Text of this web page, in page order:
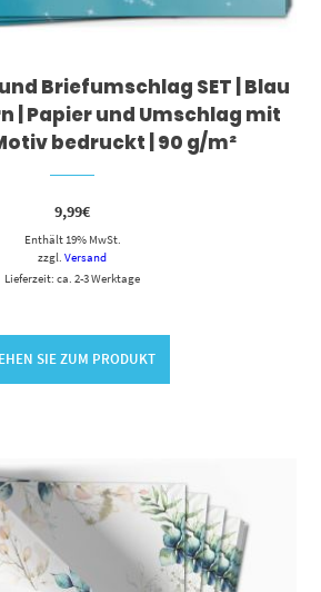
Briefumschlag SET | Blau
| Papier und Umschlag mit
bedruckt | 90 g/m²
9,99€
Enthält 19% MwSt.
zzgl. Versand
Lieferzeit: ca. 2-3 Werktage
SIE ZUM PRODUKT